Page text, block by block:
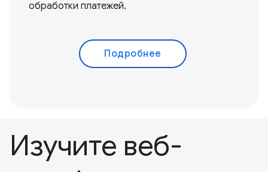
обработки платежей.
Подробнее
Изучите веб-